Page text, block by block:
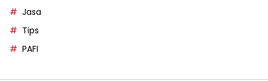
Jasa
Tips
PAFI